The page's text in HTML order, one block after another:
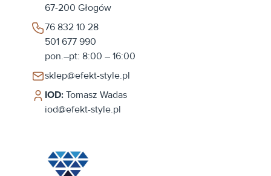
67-200 Głogów
76 832 10 28
501 677 990
pon.–pt: 8:00 – 16:00
sklep@efekt-style.pl
IOD: Tomasz Wadas
iod@efekt-style.pl